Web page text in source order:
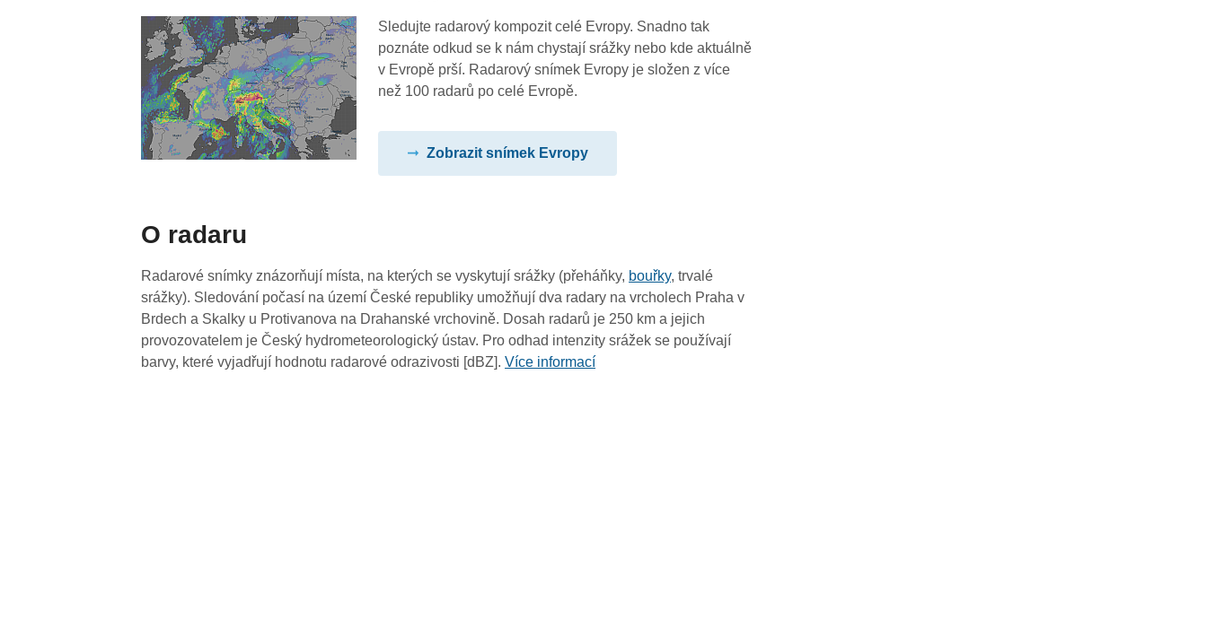
04:10
04:00
03:50
02:10
02:00
01:50
01:40
Sledujte radarový kompozit celé Evropy. Snadno tak
poznáte odkud se k nám chystají srážky nebo kde aktuálně
v Evropě prší. Radarový snímek Evropy je složen z více
než 100 radarů po celé Evropě.
Zobrazit snímek Evropy
O radaru
Radarové snímky znázorňují místa, na kterých se vyskytují srážky (přeháňky, bouřky, trvalé
srážky). Sledování počasí na území České republiky umožňují dva radary na vrcholech Praha v
Brdech a Skalky u Protivanova na Drahanské vrchovině. Dosah radarů je 250 km a jejich
provozovatelem je Český hydrometeorologický ústav. Pro odhad intenzity srážek se používají
barvy, které vyjadřují hodnotu radarové odrazivosti [dBZ].Více informací